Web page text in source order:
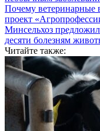
Почему ветеринарные
проект
Минсельхоз
десяти болезням
Читайте также: